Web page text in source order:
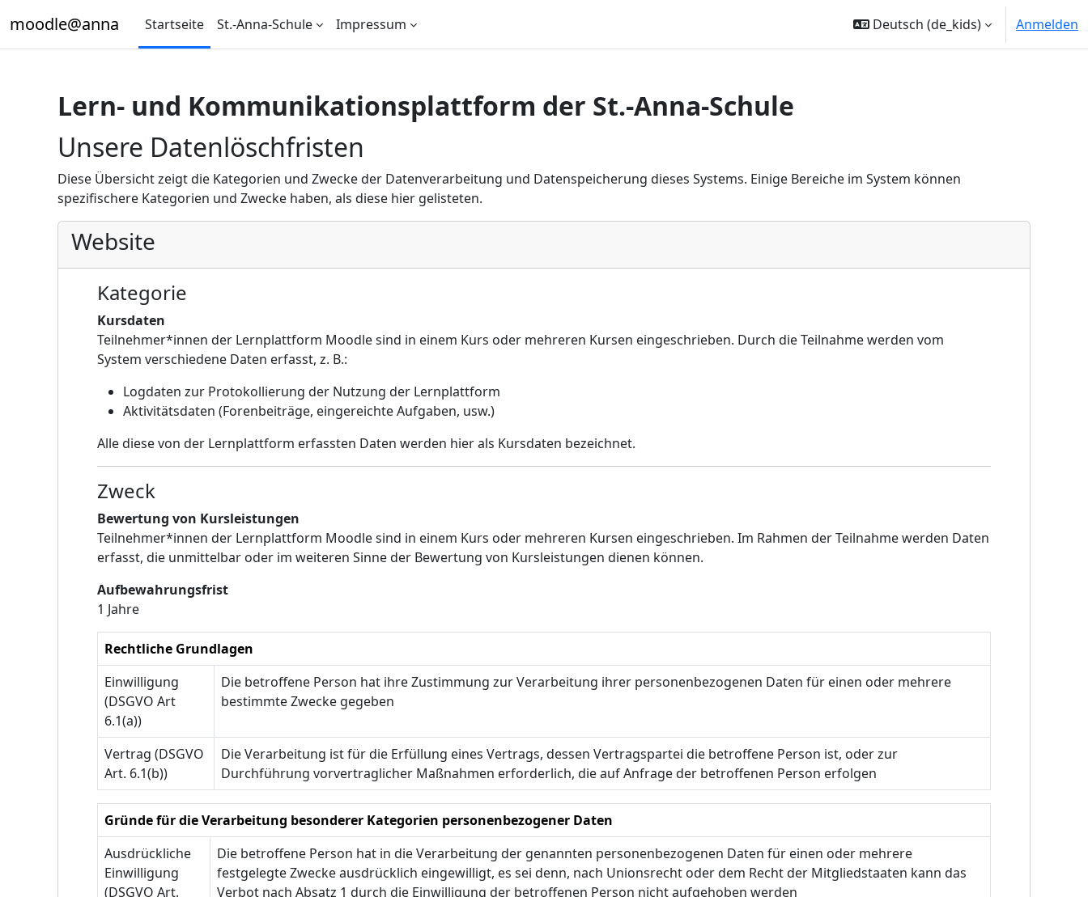
moodle@anna Startseite St.-Anna-Schule Impressum Deutsch ‎(de_kids)‎ Anmelden
Lern- und Kommunikationsplattform der St.-Anna-Schule
Unsere Datenlöschfristen
Diese Übersicht zeigt die Kategorien und Zwecke der Datenverarbeitung und Datenspeicherung dieses Systems. Einige Bereiche im System können
spezifischere Kategorien und Zwecke haben, als diese hier gelisteten.
Website
Kategorie
Kursdaten
Teilnehmer*innen der Lernplattform Moodle sind in einem Kurs oder mehreren Kursen eingeschrieben. Durch die Teilnahme werden vom
System verschiedene Daten erfasst, z. B.:
Logdaten zur Protokollierung der Nutzung der Lernplattform
Aktivitätsdaten (Forenbeiträge, eingereichte Aufgaben, usw.)
Alle diese von der Lernplattform erfassten Daten werden hier als Kursdaten bezeichnet.
Zweck
Bewertung von Kursleistungen
Teilnehmer*innen der Lernplattform Moodle sind in einem Kurs oder mehreren Kursen eingeschrieben. Im Rahmen der Teilnahme werden Daten
erfasst, die unmittelbar oder im weiteren Sinne der Bewertung von Kursleistungen dienen können.
Aufbewahrungsfrist
1 Jahre
Rechtliche Grundlagen
Einwilligung
(DSGVO Art
6.1(a))
Die betroffene Person hat ihre Zustimmung zur Verarbeitung ihrer personenbezogenen Daten für einen oder mehrere
bestimmte Zwecke gegeben
Vertrag (DSGVO
Art. 6.1(b))
Die Verarbeitung ist für die Erfüllung eines Vertrags, dessen Vertragspartei die betroffene Person ist, oder zur
Durchführung vorvertraglicher Maßnahmen erforderlich, die auf Anfrage der betroffenen Person erfolgen
Gründe für die Verarbeitung besonderer Kategorien personenbezogener Daten
Ausdrückliche
Einwilligung
(DSGVO Art.
Die betroffene Person hat in die Verarbeitung der genannten personenbezogenen Daten für einen oder mehrere
festgelegte Zwecke ausdrücklich eingewilligt, es sei denn, nach Unionsrecht oder dem Recht der Mitgliedstaaten kann das
Verbot nach Absatz 1 durch die Einwilligung der betroffenen Person nicht aufgehoben werden